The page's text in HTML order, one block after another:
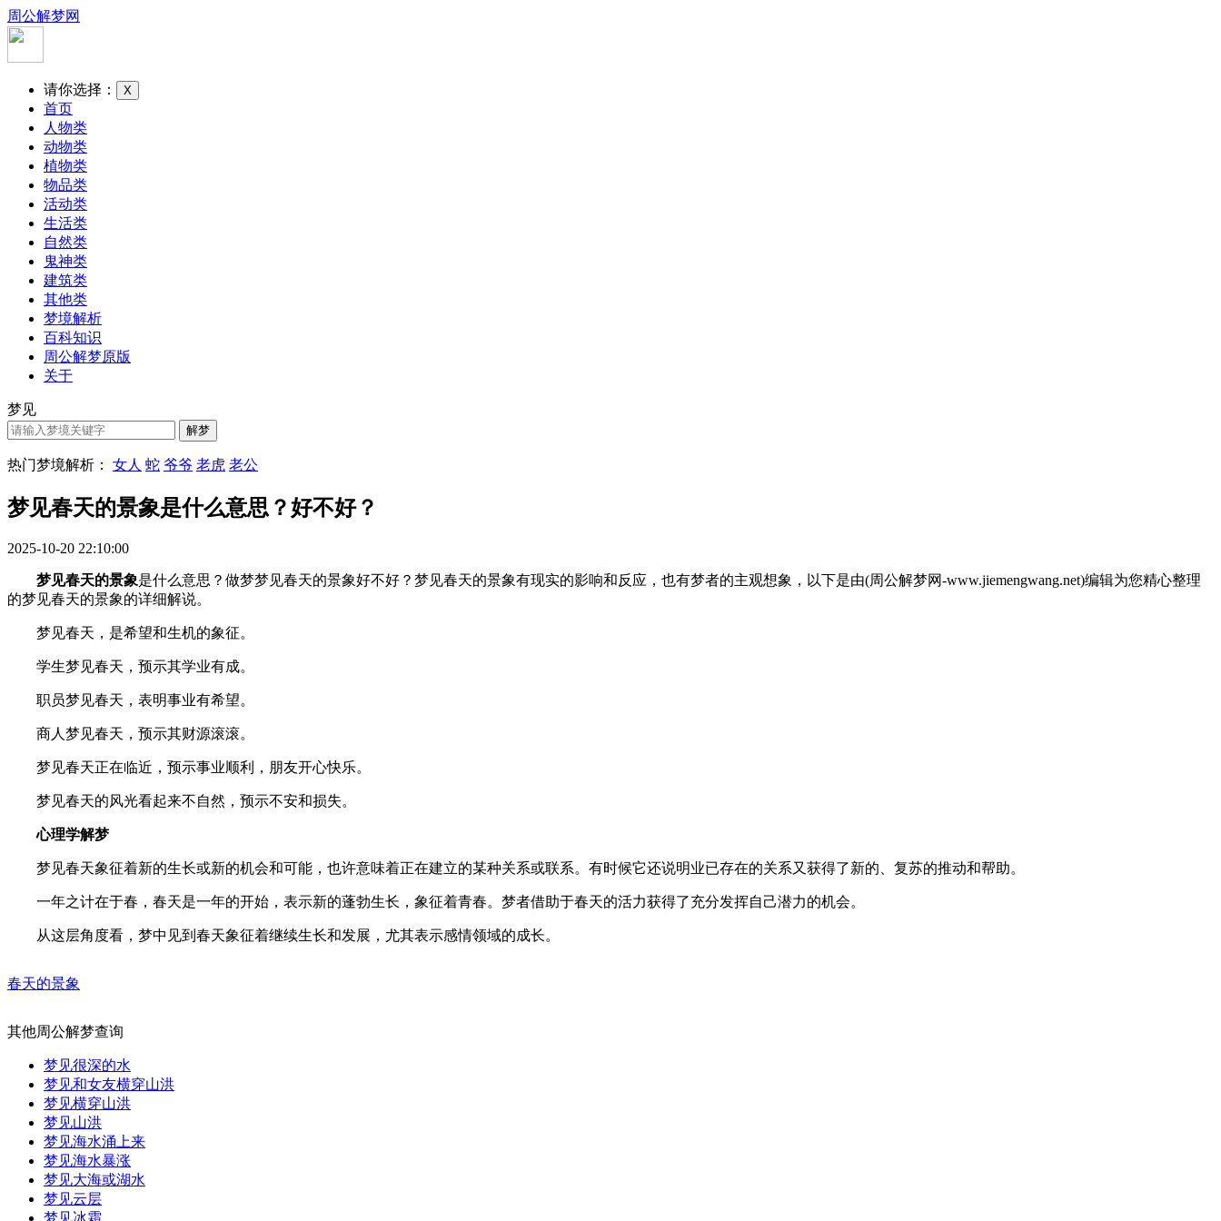
周公解梦网
请你选择： X
首页
人物类
动物类
植物类
物品类
活动类
生活类
自然类
鬼神类
建筑类
其他类
梦境解析
百科知识
周公解梦原版
关于
梦见
热门梦境解析： 女人 蛇 爷爷 老虎 老公
梦见春天的景象是什么意思？好不好？
2025-10-20 22:10:00
梦见春天的景象是什么意思？做梦梦见春天的景象好不好？梦见春天的景象有现实的影响和反应，也有梦者的主观想象，以下是由(周公解梦网-www.jiemengwang.net)编辑为您精心整理
的梦见春天的景象的详细解说。
梦见春天，是希望和生机的象征。
学生梦见春天，预示其学业有成。
职员梦见春天，表明事业有希望。
商人梦见春天，预示其财源滚滚。
梦见春天正在临近，预示事业顺利，朋友开心快乐。
梦见春天的风光看起来不自然，预示不安和损失。
心理学解梦
梦见春天象征着新的生长或新的机会和可能，也许意味着正在建立的某种关系或联系。有时候它还说明业已存在的关系又获得了新的、复苏的推动和帮助。
一年之计在于春，春天是一年的开始，表示新的蓬勃生长，象征着青春。梦者借助于春天的活力获得了充分发挥自己潜力的机会。
从这层角度看，梦中见到春天象征着继续生长和发展，尤其表示感情领域的成长。
春天的景象
其他周公解梦查询
梦见很深的水
梦见和女友横穿山洪
梦见横穿山洪
梦见山洪
梦见海水涌上来
梦见海水暴涨
梦见大海或湖水
梦见云层
梦见冰霜